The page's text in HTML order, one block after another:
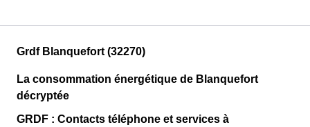
Grdf Blanquefort (32270)
La consommation énergétique de Blanquefort
décryptée
GRDF : Contacts téléphone et services à